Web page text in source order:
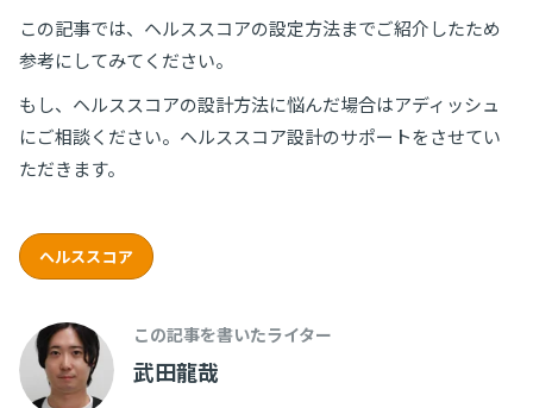
この記事では、ヘルススコアの設定方法までご紹介したため
参考にしてみてください。
もし、ヘルススコアの設計方法に悩んだ場合はアディッシュ
にご相談ください。ヘルススコア設計のサポートをさせてい
ただきます。
ヘルススコア
この記事を書いたライター
武田龍哉